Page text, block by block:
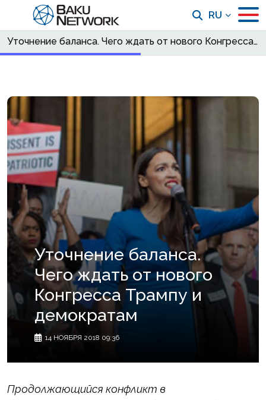
RU
Уточнение баланса. Чего ждать от нового Конгресса Трампу и демократам
Уточнение баланса.
Чего ждать от нового
Конгресса Трампу и
демократам
14 НОЯБРЯ 2018 09:36
Продолжающийся конфликт в